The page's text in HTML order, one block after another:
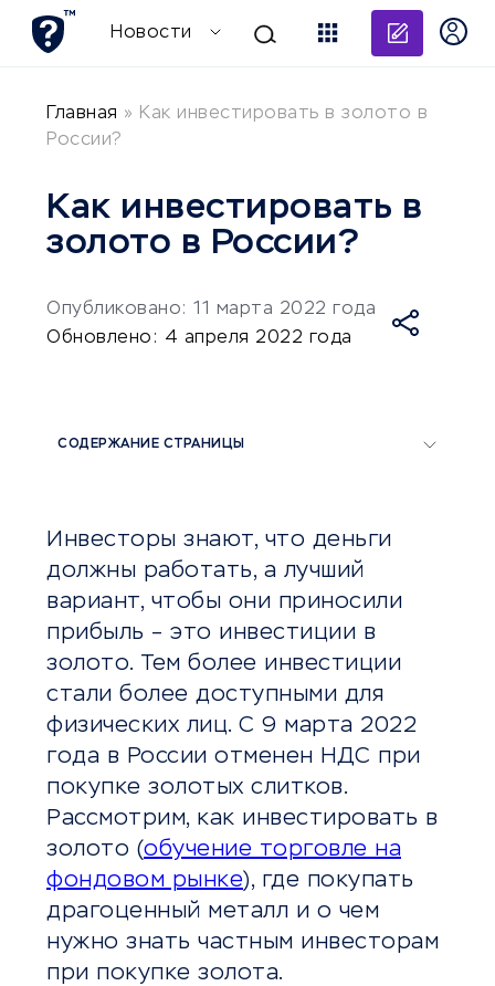
Новости
Главная » Как инвестировать в золото в
России?
Как инвестировать в
золото в России?
Опубликовано: 11 марта 2022 года
Обновлено: 4 апреля 2022 года
СОДЕРЖАНИЕ СТРАНИЦЫ
Инвесторы знают, что деньги
должны работать, а лучший
вариант, чтобы они приносили
прибыль – это инвестиции в
золото. Тем более инвестиции
стали более доступными для
физических лиц. С 9 марта 2022
года в России отменен НДС при
покупке золотых слитков.
Рассмотрим, как инвестировать в
золото (обучение торговле на
фондовом рынке), где покупать
драгоценный металл и о чем
нужно знать частным инвесторам
при покупке золота.